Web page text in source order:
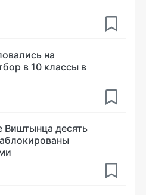
на
в 10 классы в
Виштынца десять